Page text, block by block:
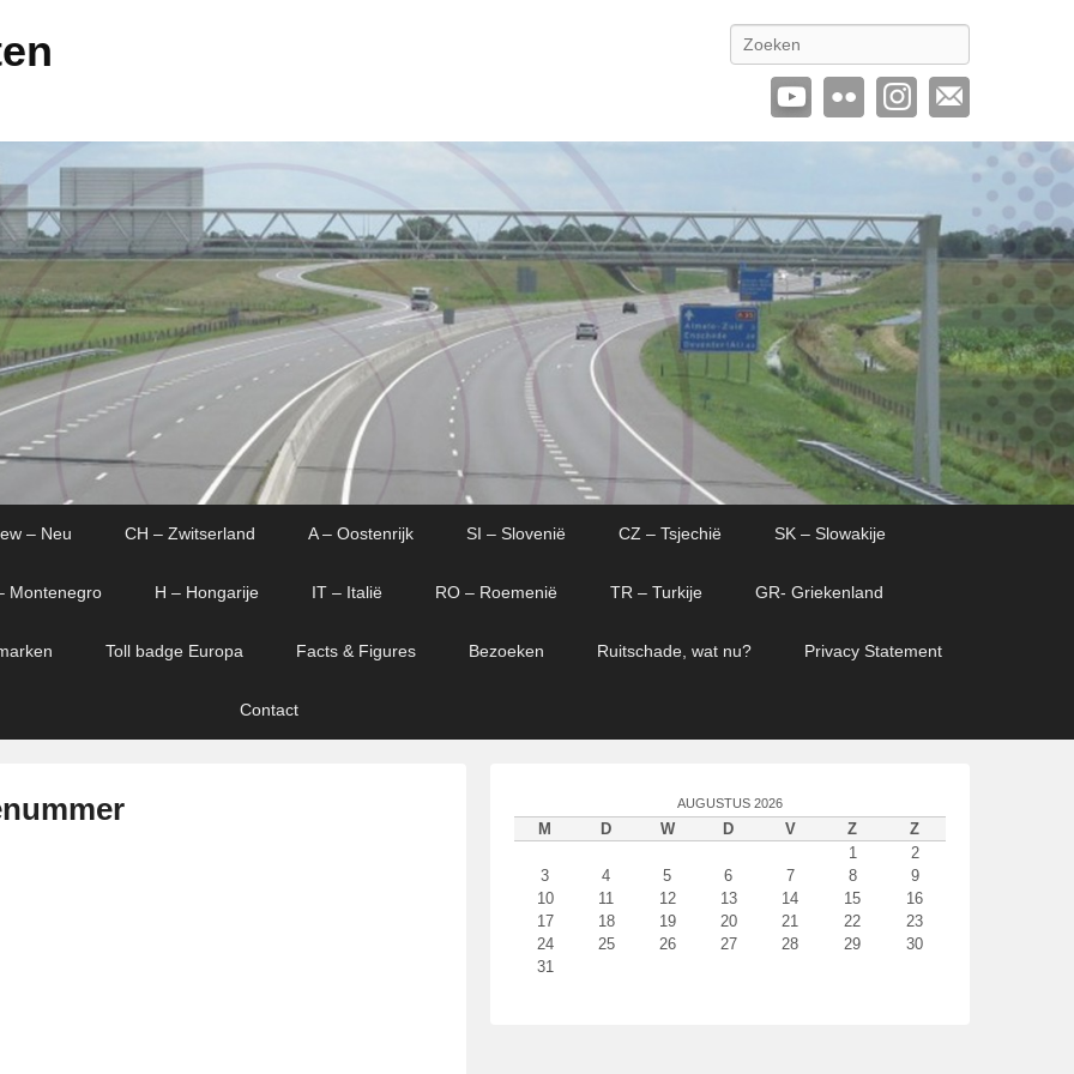
Zoeken
– Neu CH – Zwitserland A – Oostenrijk SI – Slovenië CZ – Tsjechië SK – Slowakije
Montenegro H – Hongarije IT – Italië RO – Roemenië TR – Turkije GR- Griekenland
Toll badge Europa Facts & Figures Bezoeken Ruitschade, wat nu? Privacy Statement
Contact
AUGUSTUS 2026
M D W D V Z
Z
1
2
3
4 5 6 7 8
9
10
11 12 13 14 15
16
17
18 19 20 21 22
23
24
25 26 27 28 29
30
31